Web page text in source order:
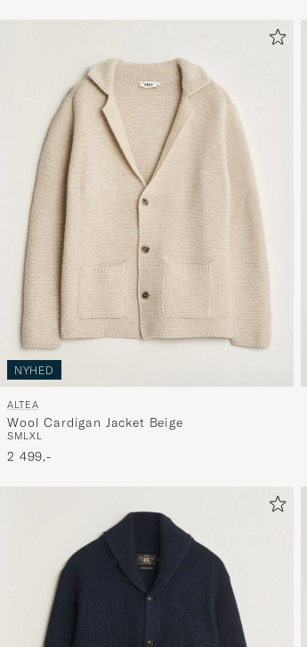
NYHED
ALTEA
Wool Cardigan Jacket Beige
SMLXL
2 499,-